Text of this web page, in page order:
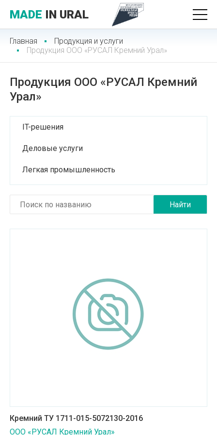
MADE IN URAL
Главная
Продукция и услуги
Продукция ООО «РУСАЛ Кремний Урал»
Продукция ООО «РУСАЛ Кремний
Урал»
IT-решения
Деловые услуги
Легкая промышленность
Медицинские услуги
Оборудование для пищевых производств
Пищевая промышленность
Сельское хозяйство
Транспортное машиностроение
Кремний ТУ 1711-015-5072130-2016
ООО «РУСАЛ Кремний Урал»